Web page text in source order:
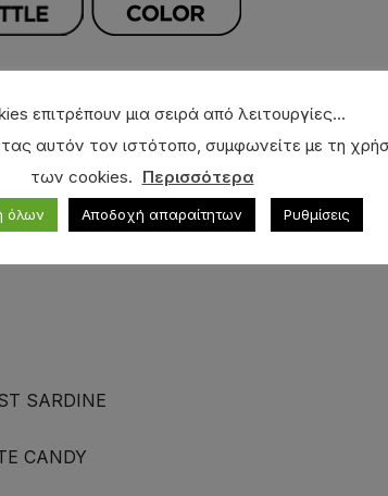
SARDINE
CANDY
επιτρέπουν μια σειρά από λειτουργίες...
αυτόν τον ιστότοπο, συμφωνείτε με τη
των cookies. Περισσότερα
όλων Αποδοχή απαραίτητων Ρυθμίσεις